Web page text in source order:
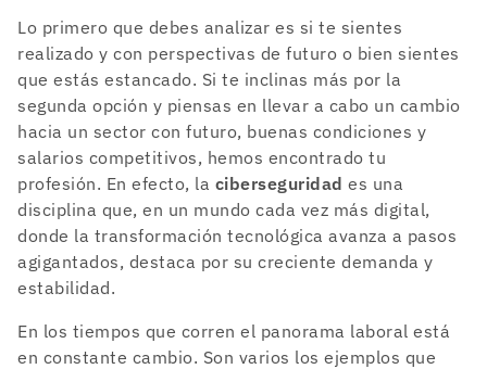
Lo primero que debes analizar es si te sientes
realizado y con perspectivas de futuro o bien sientes
que estás estancado. Si te inclinas más por la
segunda opción y piensas en llevar a cabo un cambio
hacia un sector con futuro, buenas condiciones y
salarios competitivos, hemos encontrado tu
profesión. En efecto, la ciberseguridad es una
disciplina que, en un mundo cada vez más digital,
donde la transformación tecnológica avanza a pasos
agigantados, destaca por su creciente demanda y
estabilidad.
En los tiempos que corren el panorama laboral está
en constante cambio. Son varios los ejemplos que